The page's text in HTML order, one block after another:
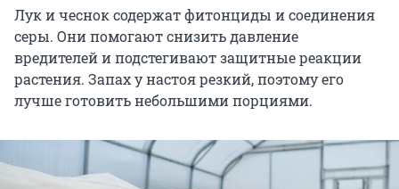
Лук и чеснок содержат фитонциды и соединения
серы. Они помогают снизить давление
вредителей и подстегивают защитные реакции
растения. Запах у настоя резкий, поэтому его
лучше готовить небольшими порциями.